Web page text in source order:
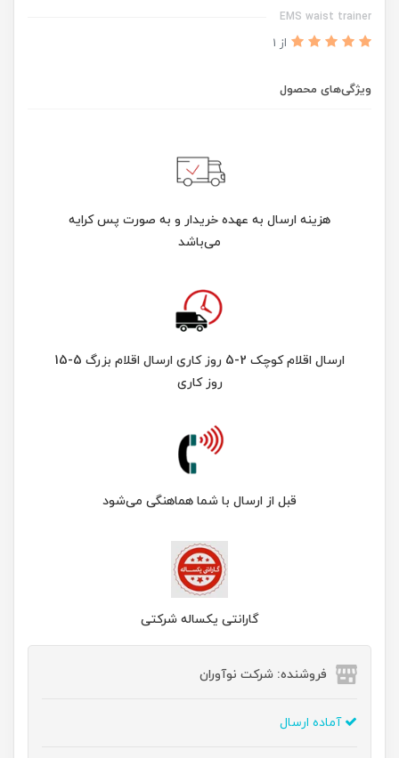
EMS waist trainer
از 1
ویژگی‌های محصول
هزینه ارسال به عهده خریدار و به صورت پس کرایه
می‌باشد
ارسال اقلام کوچک 2-5 روز کاری ارسال اقلام بزرگ 5-15
روز کاری
قبل از ارسال با شما هماهنگی می‌شود
گارانتی یکساله شرکتی
فروشنده: شرکت نوآوران
آماده ارسال